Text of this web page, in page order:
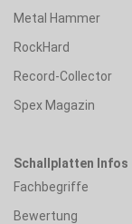
Metal Hammer
RockHard
Record-Collector
Spex Magazin
Schallplatten Infos
Fachbegriffe
Bewertung